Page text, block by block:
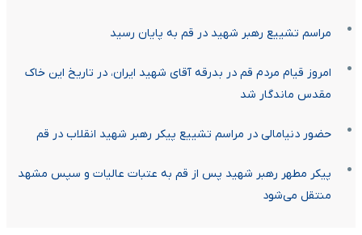
مراسم تشییع رهبر شهید در قم به پایان رسید
امروز قیام مردم قم در بدرقه آقای شهید ایران، در تاریخ این خاک
مقدس ماندگار شد
حضور دنیامالی در مراسم تشییع پیکر رهبر شهید انقلاب در قم
پیکر مطهر رهبر شهید پس از قم به عتبات عالیات و سپس مشهد
منتقل می‌شود